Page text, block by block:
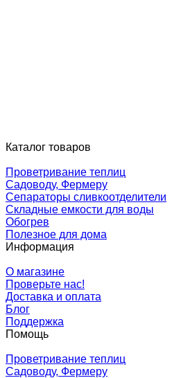
Каталог товаров
Проветривание теплиц
Садоводу, Фермеру
Сепараторы сливкоотделители
Складные емкости для воды
Обогрев
Полезное для дома
Информация
О магазине
Проверьте нас!
Доставка и оплата
Блог
Поддержка
Помощь
Проветривание теплиц
Садоводу, Фермеру